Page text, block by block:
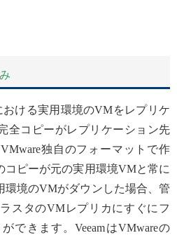
おける実用環境のVMをレプリケ
全コピーがレプリケーション先
独自のフォーマットで作
コピーが元の実用環境VMと常に
環境のVMがダウンした場合、管
スタのVMレプリカにすぐにフ
できます。VeeamはVMwareの